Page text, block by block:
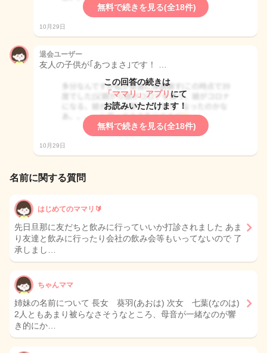
無料で続きを見る(全18件)
10月29日
退会ユーザー
友人の子供が｢あつまさ｣です！ …
この回答の続きは
「ママリ」アプリ にて
お読みいただけます！
無料で続きを見る(全18件)
10月29日
名前に関する質問
はじめてのママリ🔰
先日旦那に友だちと飲みに行っていいか打診されました あま
り友達と飲みに行ったり会社の飲み会等もいってないので 了
承しまし…
ちゃんママ
姉妹の名前について 長女 葵羽(あおは) 次女 七葉(なのは)
2人ともあまり被らなさそうなところ、母音が一緒なのが響
き的にか…